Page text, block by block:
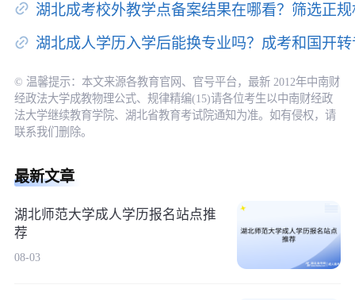
湖北成考校外教学点备案结果在哪看？筛选正
湖北成人学历入学后能换专业吗？成考和国开
© 温馨提示：本文来源各教育官网、官号平台，最新 2012年中南财
经政法大学成教物理公式、规律精编(15)请各位考生以中南财经政
法大学继续教育学院、湖北省教育考试院通知为准。如有侵权，请
联系我们删除。
最新文章
湖北师范大学成人学历报名站点推
荐
08-03